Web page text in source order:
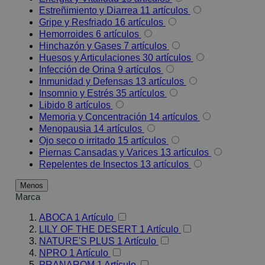
Estreñimiento y Diarrea 11 artículos
Gripe y Resfriado 16 artículos
Hemorroides 6 artículos
Hinchazón y Gases 7 artículos
Huesos y Articulaciones 30artículos
Infección de Orina 9 artículos
Inmunidad y Defensas 13 artículos
Insomnio y Estrés 35 artículos
Libido 8 artículos
Memoria y Concentración 14artículos
Menopausia 14artículos
Ojo seco o irritado 15 artículos
Piernas Cansadas y Varices 13 artículos
Repelentes de Insectos 13 artículos
Menos
Marca
ABOCA 1 Artículo
LILY OF THE DESERT 1 Artículo
NATURE'S PLUS 1 Artículo
NPRO 1 Artículo